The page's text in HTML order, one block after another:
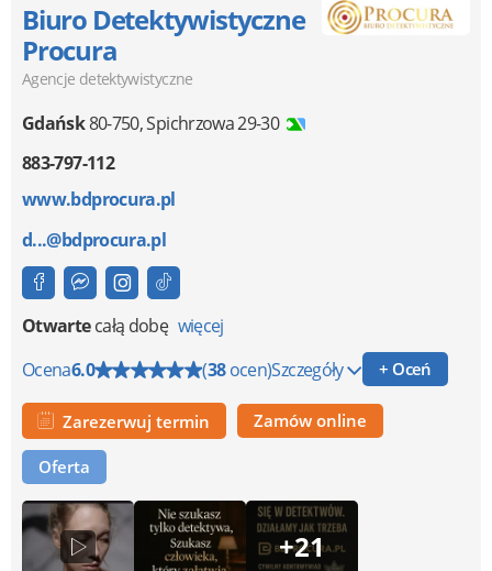
Biuro Detektywistyczne
Procura
Agencje detektywistyczne
Gdańsk80-750,Spichrzowa 29-30
883-797-112
www.bdprocura.pl
d...@bdprocura.pl
Otwartecałą dobę więcej
Ocena6.0 (38ocen)Szczegóły + Oceń
Zarezerwuj termin Zamów online
Oferta
+21